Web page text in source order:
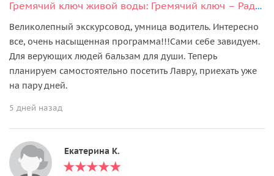
Гремячий ключ живой воды: Гремячий ключ – Радонеж – Троице-Сергиева Лавра
Великолепный экскурсовод, умница водитель. Интересно
все, очень насыщенная программа!!!Сами себе завидуем.
Для верующих людей бальзам для души. Теперь
планируем самостоятельно посетить Лавру, приехать уже
на пару дней.
5 дней назад
Екатерина К.